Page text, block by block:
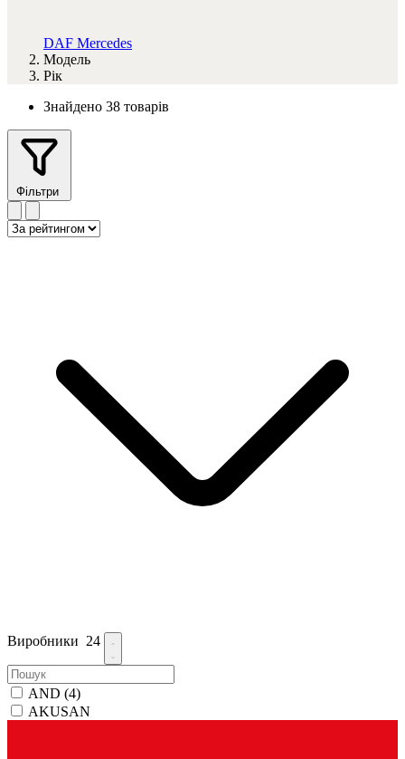
DAF Mercedes
Модель
Рік
Знайдено 38 товарів
Фільтри
Виробники 24
AND (4)
AKUSAN